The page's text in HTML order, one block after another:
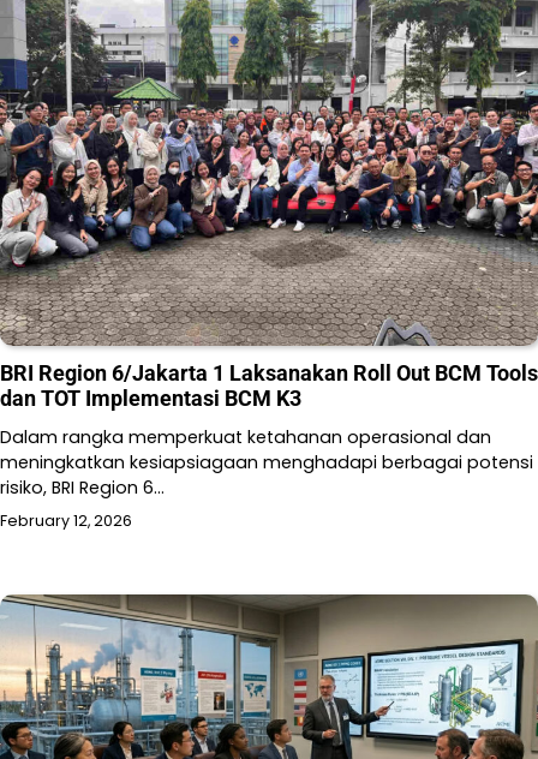
BRI Region 6/Jakarta 1 Laksanakan Roll Out BCM Tools
dan TOT Implementasi BCM K3
Dalam rangka memperkuat ketahanan operasional dan
meningkatkan kesiapsiagaan menghadapi berbagai potensi
risiko, BRI Region 6…
February 12, 2026